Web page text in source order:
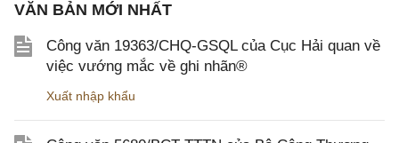
VĂN BẢN MỚI NHẤT
Công văn 19363/CHQ-GSQL của Cục Hải quan về
việc vướng mắc về ghi nhãn®
Xuất nhập khẩu